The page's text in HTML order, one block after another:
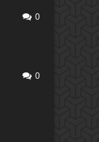
0
0